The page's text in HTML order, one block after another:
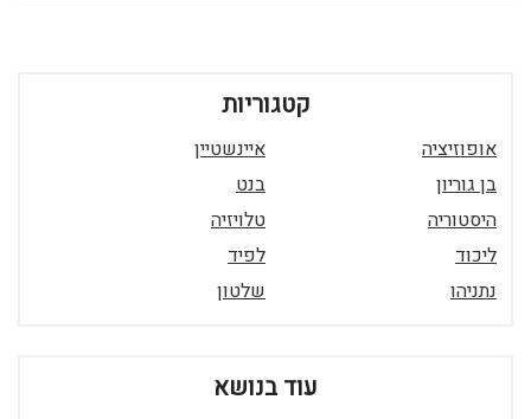
קטגוריות
אופוזיציה
איינשטיין
בן גוריון
בנט
היסטוריה
טלויזיה
ליכוד
לפיד
נתניהו
שלטון
עוד בנושא